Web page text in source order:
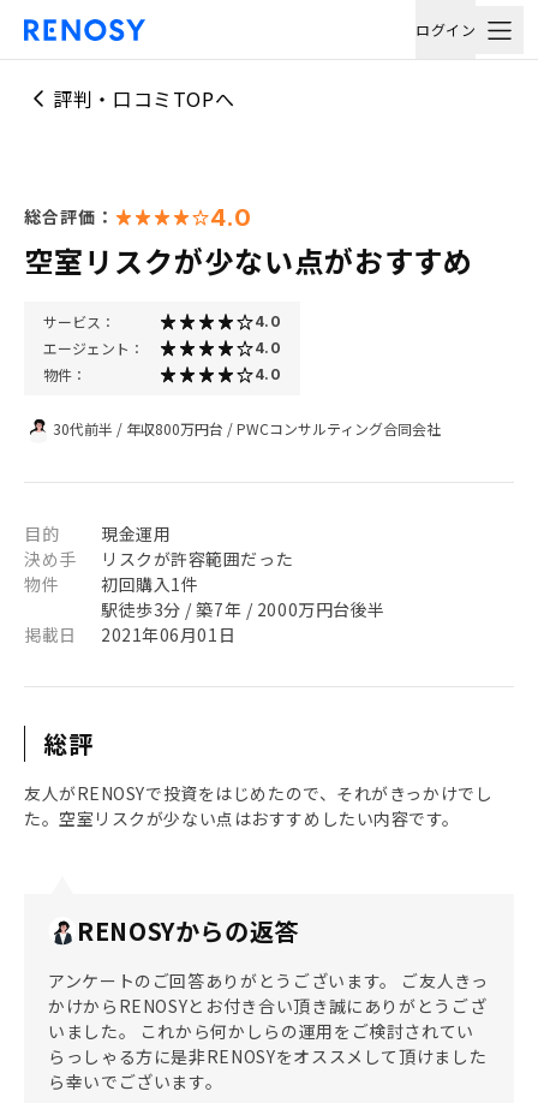
ログイン
評判・口コミTOPへ
総合評価： 4.0
空室リスクが少ない点がおすすめ
サービス： 4.0
エージェント： 4.0
物件： 4.0
30代前半 / 年収800万円台 /PWCコンサルティング合同会社
目的
現金運用
決め手
リスクが許容範囲だった
物件
初回購入1件
駅徒歩3分 / 築7年 / 2000万円台後半
掲載日
2021年06月01日
総評
友人がRENOSYで投資をはじめたので、それがきっかけでし
た。空室リスクが少ない点はおすすめしたい内容です。
RENOSYからの返答
アンケートのご回答ありがとうございます。 ご友人きっ
かけからRENOSYとお付き合い頂き誠にありがとうござ
いました。 これから何かしらの運用をご検討されてい
らっしゃる方に是非RENOSYをオススメして頂けました
ら幸いでございます。